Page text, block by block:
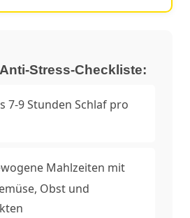
Stress-Checkliste:
7-9 Stunden Schlaf pro
Mahlzeiten mit
Obst und